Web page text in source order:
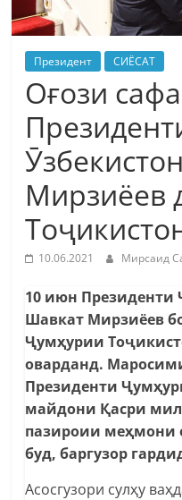
Президент СИЁСАТ
Оғози
Мирзиёев
10.06.2021 Мирсаид
10 июн Президенти
Шавкат Мирзиёев
Ҷумҳурии
оварданд.
Президенти
майдони Қасри
пазироии меҳмони
буд, баргузор
Асосгузори сулҳу